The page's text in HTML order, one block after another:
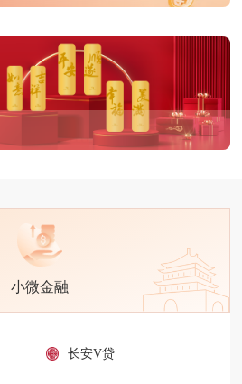
小微金融
长安V贷